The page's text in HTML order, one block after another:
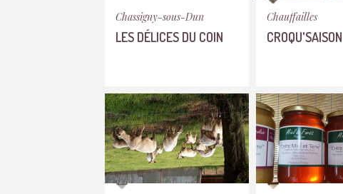
Chassigny-sous-Dun
LES DÉLICES DU COIN
Chauffailles
CROQU'SAISON